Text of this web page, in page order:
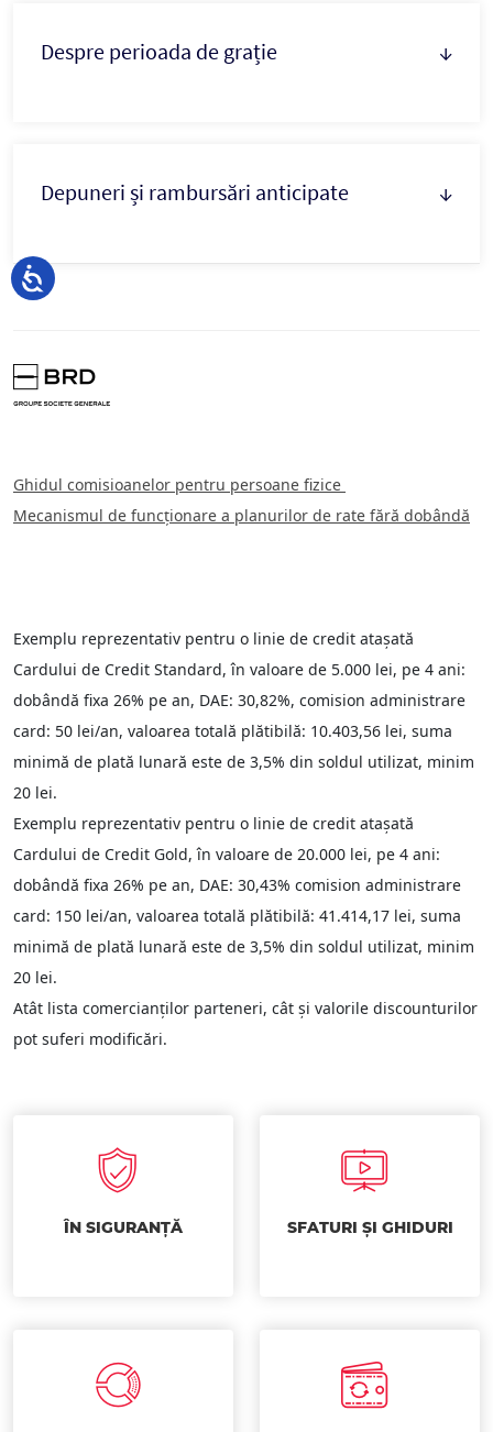
Despre perioada de grație ↓
Depuneri și rambursări anticipate ↓
Ghidul comisioanelor pentru persoane fizice
Mecanismul de funcționare a planurilor de rate fără dobândă
Exemplu reprezentativ pentru o linie de credit ataşată
Cardului de Credit Standard, în valoare de 5.000 lei, pe 4 ani:
dobândă fixa 26% pe an, DAE: 30,82%, comision administrare
card: 50 lei/an, valoarea totală plătibilă: 10.403,56 lei, suma
minimă de plată lunară este de 3,5% din soldul utilizat, minim
20 lei.
Exemplu reprezentativ pentru o linie de credit ataşată
Cardului de Credit Gold, în valoare de 20.000 lei, pe 4 ani:
dobândă fixa 26% pe an, DAE: 30,43% comision administrare
card: 150 lei/an, valoarea totală plătibilă: 41.414,17 lei, suma
minimă de plată lunară este de 3,5% din soldul utilizat, minim
20 lei.
Atât lista comercianților parteneri, cât și valorile discounturilor
pot suferi modificări.
ÎN SIGURANȚĂ SFATURI ȘI GHIDURI